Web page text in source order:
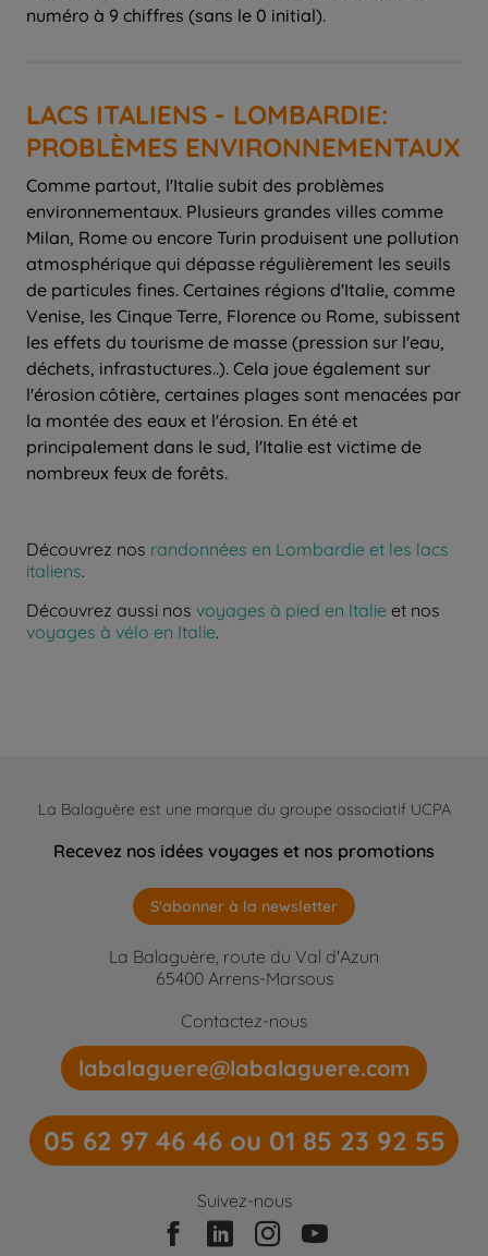
numéro à 9 chiffres (sans le 0 initial).
LACS ITALIENS - LOMBARDIE:
PROBLÈMES ENVIRONNEMENTAUX
Comme partout, l'Italie subit des problèmes
environnementaux. Plusieurs grandes villes comme
Milan, Rome ou encore Turin produisent une pollution
atmosphérique qui dépasse régulièrement les seuils
de particules fines. Certaines régions d'Italie, comme
Venise, les Cinque Terre, Florence ou Rome, subissent
les effets du tourisme de masse (pression sur l'eau,
déchets, infrastuctures..). Cela joue également sur
l'érosion côtière, certaines plages sont menacées par
la montée des eaux et l'érosion. En été et
principalement dans le sud, l'Italie est victime de
nombreux feux de forêts.
Découvrez nos randonnées en Lombardie et les lacs
italiens.
Découvrez aussi nos voyages à pied en Italie et nos
voyages à vélo en Italie.
La Balaguère est une marque du groupe associatif UCPA
Recevez nos idées voyages et nos promotions
S'abonner à la newsletter
La Balaguère, route du Val d'Azun
65400 Arrens-Marsous
Contactez-nous
labalaguere@labalaguere.com
05 62 97 46 46 ou 01 85 23 92 55
Suivez-nous